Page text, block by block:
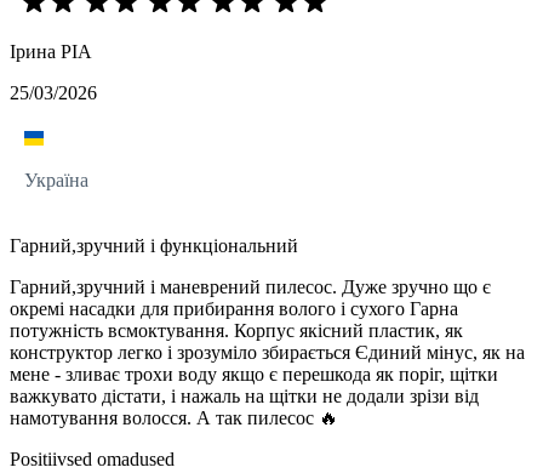
Ірина РIA
25/03/2026
Україна
Гарний,зручний і функціональний
Гарний,зручний і маневрений пилесос. Дуже зручно що є
окремі насадки для прибирання волого і сухого Гарна
потужність всмоктування. Корпус якісний пластик, як
конструктор легко і зрозуміло збирається Єдиний мінус, як на
мене - зливає трохи воду якщо є перешкода як поріг, щітки
важкувато дістати, і нажаль на щітки не додали зрізи від
намотування волосся. А так пилесос 🔥
Positiivsed omadused